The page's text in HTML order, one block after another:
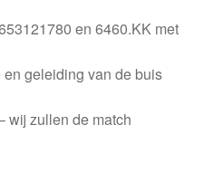
en 6460.KK met
geleiding van de buis
wij zullen de match